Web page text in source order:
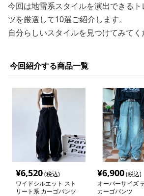
今回は地雷系スタイルを演出できる
ツを厳選して10選ご紹介します。
自分らしいスタイルを見つけてみてく
今回紹介する商品一覧
¥6,520(税込)
ワイドシルエット スト
リート系 カーゴパンツ
¥6,900(税込)
オーバーサイズ
カーゴパンツ